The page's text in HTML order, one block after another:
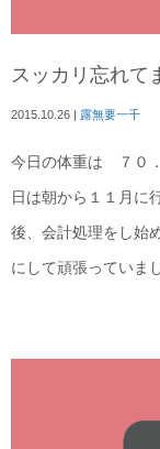
スッカリ忘れて
2015.10.26 露無要一千
今日の体重は ７０
日は朝から１１月に
後、会計処理をし始
にして頑張っていま